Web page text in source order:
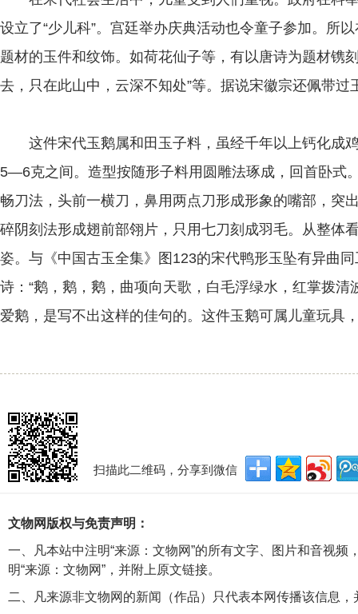
设立了“少儿科”。宫廷举办庆典活动也令童子参加。所
题材的玉件和纹饰。如荷花仙子等，有以唐诗为题材镌
去，只在此山中，云深不知处”等。据说宋徽宗还佩带过
这件宋代玉鹅属和田玉子料，虽经千年以上钙化成
5—6克之间。造型按随形子料用圆雕法琢成，回首卧式
畅刀法，头前一横刀，鼻用两点刀形成形象的嘴部，突
碎阴刻法形成翅前部翎片，只用七刀刻成羽毛。从整体
姿。与《中国古玉全集》图123的宋代鸭形玉坠有异曲
诗：“鹅，鹅，鹅，曲项向天歌，白毛浮绿水，红掌拨清
爱鹅，是写不出这样的佳句的。这件玉鹅可属儿童玩具
扫描此二维码，分享到微信
文物网版权与免责声明：
一、凡本站中注明“来源：文物网”的所有文字、图片和音视
明“来源：文物网”，并附上原文链接。
二、凡来源非文物网的新闻（作品）只代表本网传播该信息